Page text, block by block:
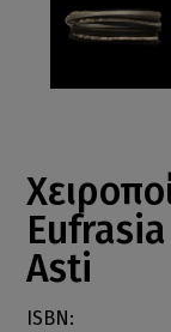
Asti
ISBN: